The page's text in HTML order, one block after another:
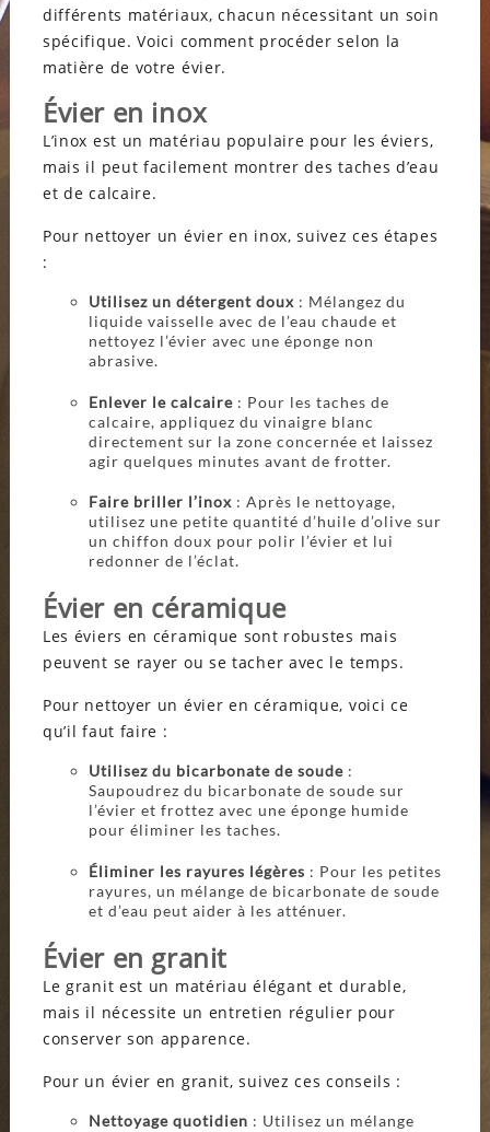
différents matériaux, chacun nécessitant un soin
spécifique. Voici comment procéder selon la
matière de votre évier.
Évier en inox
L’inox est un matériau populaire pour les éviers,
mais il peut facilement montrer des taches d’eau
et de calcaire.
Pour nettoyer un évier en inox, suivez ces étapes
:
Utilisez un détergent doux: Mélangez du
liquide vaisselle avec de l’eau chaude et
nettoyez l’évier avec une éponge non
abrasive.
Enlever le calcaire: Pour les taches de
calcaire, appliquez du vinaigre blanc
directement sur la zone concernée et laissez
agir quelques minutes avant de frotter.
Faire briller l’inox: Après le nettoyage,
utilisez une petite quantité d’huile d’olive sur
un chiffon doux pour polir l’évier et lui
redonner de l’éclat.
Évier en céramique
Les éviers en céramique sont robustes mais
peuvent se rayer ou se tacher avec le temps.
Pour nettoyer un évier en céramique, voici ce
qu’il faut faire :
Utilisez du bicarbonate de soude:
Saupoudrez du bicarbonate de soude sur
l’évier et frottez avec une éponge humide
pour éliminer les taches.
Éliminer les rayures légères : Pour les petites
rayures, un mélange de bicarbonate de soude
et d’eau peut aider à les atténuer.
Évier en granit
Le granit est un matériau élégant et durable,
mais il nécessite un entretien régulier pour
conserver son apparence.
Pour un évier en granit, suivez ces conseils :
Nettoyage quotidien : Utilisez un mélange